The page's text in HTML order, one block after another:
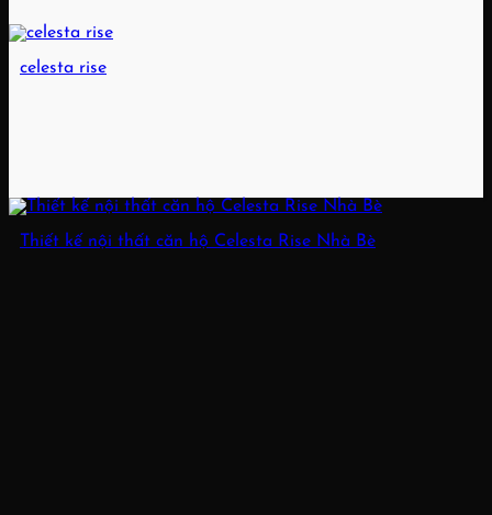
celesta rise
Thiết kế nội thất căn hộ Celesta Rise Nhà Bè